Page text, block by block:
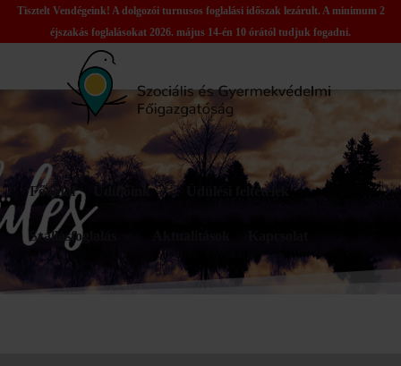
Tisztelt Vendégeink! A dolgozói turnusos foglalási időszak lezárult. A minimum 2
éjszakás foglalásokat 2026. május 14-én 10 órától tudjuk fogadni.
Főoldal Üdülőink Üdülési feltételek
Szállásfoglalás